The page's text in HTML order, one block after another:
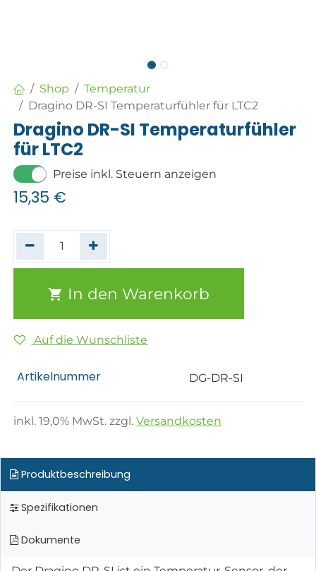
Shop
Temperatur
Dragino DR-SI Temperaturfühler für LTC2
Dragino DR-SI Temperaturfühler
für LTC2
Preise inkl. Steuern anzeigen
15,35 €
In den Warenkorb
Auf die Wunschliste
Artikelnummer DG-DR-SI
inkl.19,0% MwSt. zzgl.Versandkosten
Produktbeschreibung
Spezifikationen
Dokumente